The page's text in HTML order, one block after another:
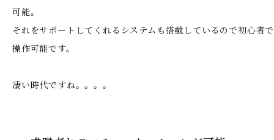
可能。
それをサポートしてくれるシステムも搭載しているので初心者
操作可能です。
凄い時代ですね。。。。